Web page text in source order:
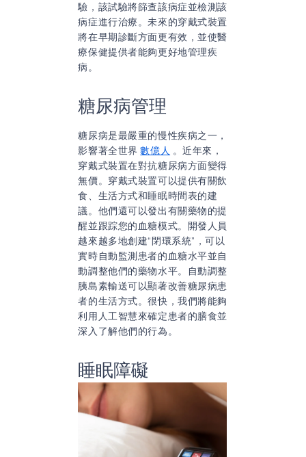
驗，該試驗將篩查該病症並檢測該
病症進行治療。未來的穿戴式裝置
將在早期診斷方面更有效，並使醫
療保健提供者能夠更好地管理疾
病。
糖尿病管理
糖尿病是最嚴重的慢性疾病之一，
影響著全世界數億人 。近年來，
穿戴式裝置在對抗糖尿病方面變得
無價。穿戴式裝置可以提供有關飲
食、生活方式和睡眠時間表的建
議。他們還可以發出有關藥物的提
醒並跟踪您的血糖模式。開發人員
越來越多地創建“閉環系統”，可以
實時自動監測患者的血糖水平並自
動調整他們的藥物水平。自動調整
胰島素輸送可以顯著改善糖尿病患
者的生活方式。很快，我們將能夠
利用人工智慧來確定患者的膳食並
深入了解他們的行為。
睡眠障礙